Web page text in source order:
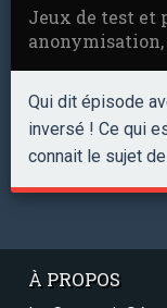
Jeux de test et
anonymisation,
Qui dit épisode
inversé ! Ce qui
connait le sujet
À PROPOS